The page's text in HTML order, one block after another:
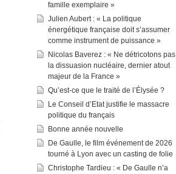
famille exemplaire »
Julien Aubert : « La politique
énergétique française doit s’assumer
comme instrument de puissance »
Nicolas Baverez : « Ne détricotons pas
la dissuasion nucléaire, dernier atout
majeur de la France »
Qu’est-ce que le traité de l’Élysée ?
Le Conseil d’Etat justifie le massacre
politique du français
Bonne année nouvelle
De Gaulle, le film événement de 2026
tourné à Lyon avec un casting de folie
Christophe Tardieu : « De Gaulle n’a